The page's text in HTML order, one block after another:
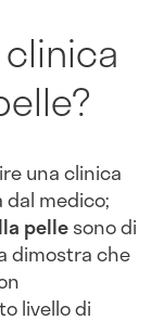
una clinica
dal medico;
pellesono di
dimostra che
livello di